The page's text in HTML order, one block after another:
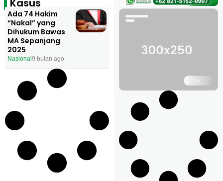
Kasus
Ada 74 Hakim
“Nakal” yang
Dihukum Bawas
MA Sepanjang
2025
Nasional 9 bulan ago